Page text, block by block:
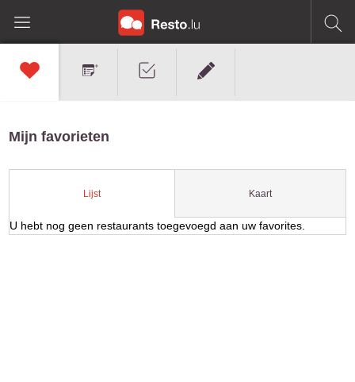
Mijn favorieten
Lijst Kaart
U hebt nog geen restaurants toegevoegd aan uw favorites.